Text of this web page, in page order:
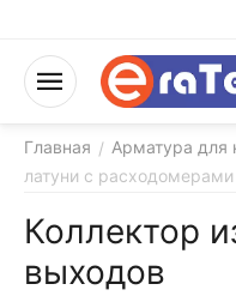
Главная / Арматура для
латуни с
Коллектор
выходов